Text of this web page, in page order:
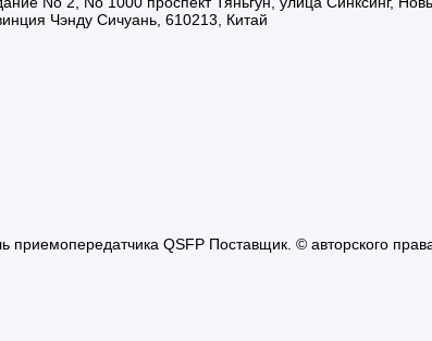
Чэнду Сичуань, 610213, Китай
приемопередатчика QSFP Поставщик. © авторского